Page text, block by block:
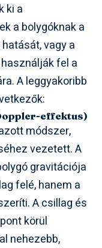
ki a
a bolygóknak a
vagy a
fel a
A leggyakoribb
effektus)
módszer,
vezetett. A
gravitációja
felé, hanem a
A csillag és
körül
nehezebb,